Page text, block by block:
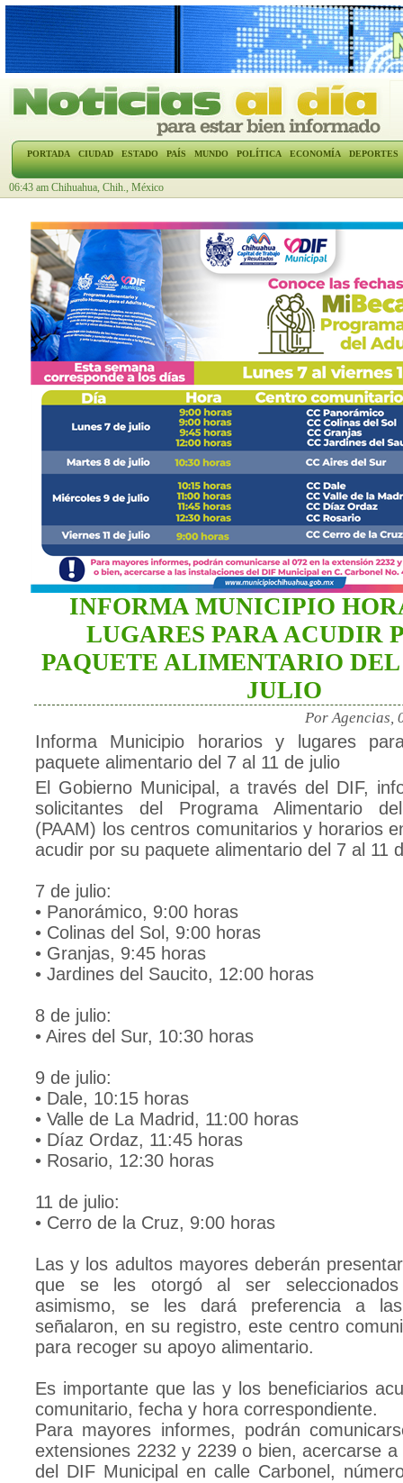
PORTADA CIUDAD ESTADO PAÍS MUNDO POLÍTICA ECONOMÍA DEPORTES
06:43 am Chihuahua, Chih., México
INFORMA MUNICIPIO
LUGARES PARA ACUDIR
PAQUETE ALIMENTARIO DEL
JULIO
Por Agencias,
Informa Municipio horarios y lugares
paquete alimentario del 7 al 11 de julio
El Gobierno Municipal, a través del DIF,
solicitantes del Programa Alimentario
(PAAM) los centros comunitarios y horarios
acudir por su paquete alimentario del 7 al 11
7 de julio:
• Panorámico, 9:00 horas
• Colinas del Sol, 9:00 horas
• Granjas, 9:45 horas
• Jardines del Saucito, 12:00 horas
8 de julio:
• Aires del Sur, 10:30 horas
9 de julio:
• Dale, 10:15 horas
• Valle de La Madrid, 11:00 horas
• Díaz Ordaz, 11:45 horas
• Rosario, 12:30 horas
11 de julio:
• Cerro de la Cruz, 9:00 horas
Las y los adultos mayores deberán
que se les otorgó al ser
asimismo, se les dará preferencia a
señalaron, en su registro, este centro
para recoger su apoyo alimentario.
Es importante que las y los beneficiarios
comunitario, fecha y hora correspondiente.
Para mayores informes, podrán
extensiones 2232 y 2239 o bien, acercarse a
del DIF Municipal en calle Carbonel,